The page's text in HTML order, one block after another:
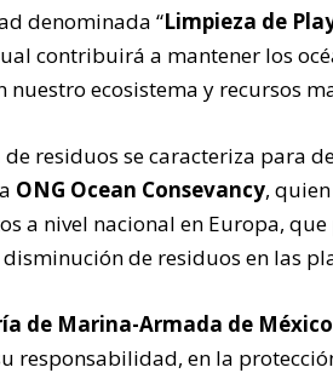
denominada “Limpieza de
contribuirá a mantener los
nuestro ecosistema y recursos
de residuos se caracteriza para
ONG Ocean Consevancy,
a nivel nacional en Europa,
disminución de residuos en las
de Marina-Armada de México
responsabilidad, en la